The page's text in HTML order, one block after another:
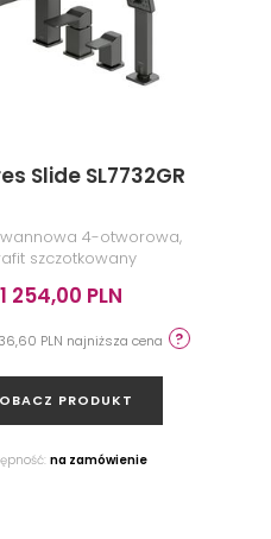
Slide SL7732GR
4-otworowa,
szczotkowany
1 254,00 PLN
PLN najniższa cena
PRODUKT
na zamówienie